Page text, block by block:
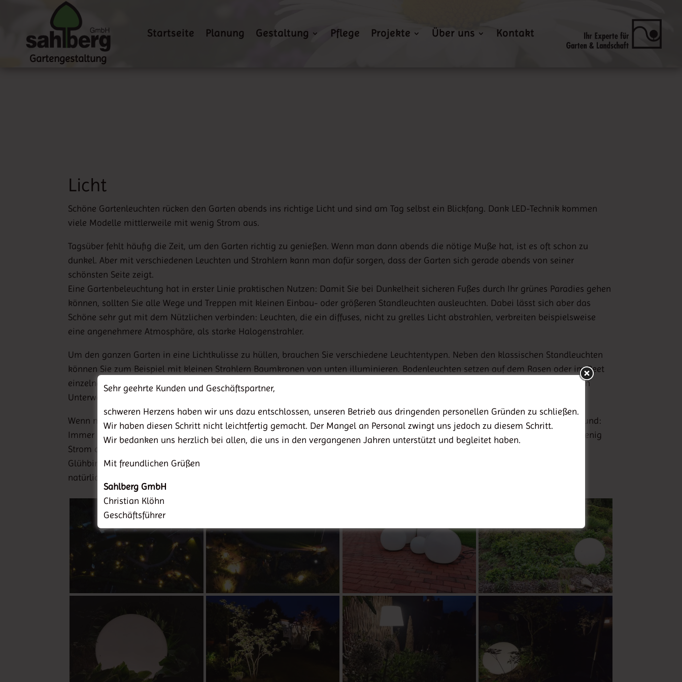
Gartengestaltung
Startseite Planung Gestaltung Pflege Projekte Über uns Kontakt
Licht
Schöne Gartenleuchten rücken den Garten abends ins richtige Licht und sind am Tag selbst ein Blickfang. Dank LED-Technik kommen
viele Modelle mittlerweile mit wenig Strom aus.
Tagsüber fehlt häufig die Zeit, um den Garten richtig zu genießen. Wenn man dann abends die nötige Muße hat, ist es oft schon zu
dunkel. Aber mit verschiedenen Leuchten und Strahlern kann man dafür sorgen, dass der Garten sich gerade abends von seiner
schönsten Seite zeigt.
Eine Gartenbeleuchtung hat in erster Linie praktischen Nutzen: Damit Sie bei Dunkelheit sicheren Fußes durch Ihr grünes Paradies gehen
können, sollten Sie alle Wege und Treppen mit kleinen Einbau- oder größeren Standleuchten ausleuchten. Dabei lässt sich aber das
Schöne sehr gut mit dem Nützlichen verbinden: Leuchten, die ein diffuses, nicht zu grelles Licht abstrahlen, verbreiten beispielsweise
eine angenehmere Atmosphäre, als starke Halogenstrahler.
Um den ganzen Garten in eine Lichtkulisse zu hüllen, brauchen Sie verschiedene Leuchtentypen. Neben den klassischen Standleuchten
können Sie zum Beispiel mit kleinen Strahlern Baumkronen von unten illuminieren. Bodenleuchten setzen auf dem Rasen oder im Beet
einzelne Lichtpunkte und selbst für Gartenteiche gibt es mittlerweile ein umfangreiches Beleuchtungsprogramm aus wasserdichten
Unterwasserstrahlern und Schwimmleuchten.
Wenn man sich für die richtige Leuchttechnik entscheidet, muss man am Monatsende keine horrende Stromrechnung fürchten. Grund:
Immer mehr Hersteller bieten energiesparende Gartenleuchten mit LED-Technik an. Die kleinen Leuchtdioden kommen mit sehr wenig
Strom aus und erreichen dabei eine hohe Leuchtkraft. Aber auch konventionelle Leuchten lassen sich statt mit herkömmlichen
Glühbirnen auch mit Energiesparlampen betreiben. Und schließlich können Sie über konventionelle Schalter oder Zeitschaltuhren
natürlich jederzeit selbst bestimmen, wie viel Gartenbeleuchtung Sie sich leisten wollen.
Sehr geehrte Kunden und Geschäftspartner,
schweren Herzens haben wir uns dazu entschlossen, unseren Betrieb aus dringenden personellen Gründen zu schließen.
Wir haben diesen Schritt nicht leichtfertig gemacht. Der Mangel an Personal zwingt uns jedoch zu diesem Schritt.
Wir bedanken uns herzlich bei allen, die uns in den vergangenen Jahren unterstützt und begleitet haben.
Mit freundlichen Grüßen
Sahlberg GmbH
Christian Klöhn
Geschäftsführer